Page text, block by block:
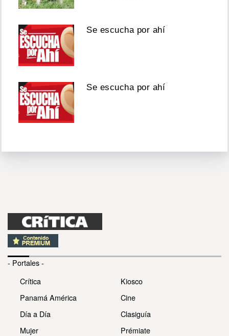
Se escucha por ahí
Se escucha por ahí
- Portales -
Crítica
Panamá América
Día a Día
Mujer
Kiosco
Cine
Clasiguía
Prémiate